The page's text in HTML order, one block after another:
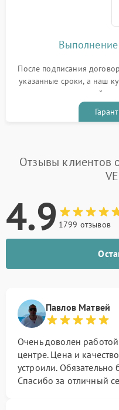
После подписания
указанные сроки, а наш
Отзывы клиентов
4.9 1799 отзывов
Павлов Матвей
Очень доволен
центре. Цена и
устроили. Обязательно
Спасибо за отличный